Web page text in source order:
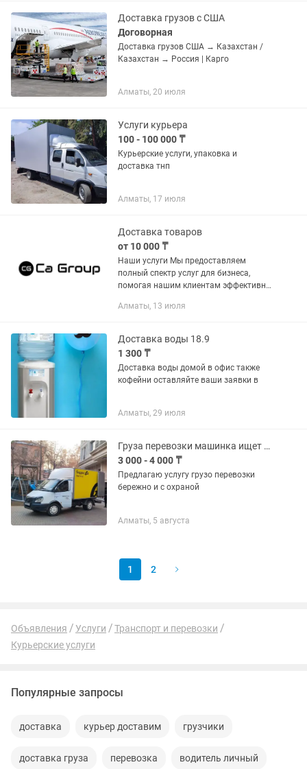
Доставка грузов с США
Договорная
Доставка грузов США → Казахстан /
Казахстан → Россия | Карго
Алматы, 20 июля
Услуги курьера
100 - 100 000 ₸
Курьерские услуги, упаковка и
доставка тнп
Алматы, 17 июля
Доставка товаров
от 10 000 ₸
Наши услуги Мы предоставляем
полный спектр услуг для бизнеса,
помогая нашим клиентам эффективно
Наши услуги включают: •Логистика и
Организуем...
Алматы, 13 июля
Доставка воды 18.9
1 300 ₸
Доставка воды домой в офис также
кофейни оставляйте ваши заявки в
Алматы, 29 июля
Груза перевозки машинка ищет работу
3 000 - 4 000 ₸
Предлагаю услугу грузо перевозки
бережно и с охраной
Алматы, 5 августа
1 2
Объявления Услуги
Транспорт и перевозки
Курьерские услуги
Популярные запросы
доставка курьер доставим грузчики
доставка груза перевозка водитель личный